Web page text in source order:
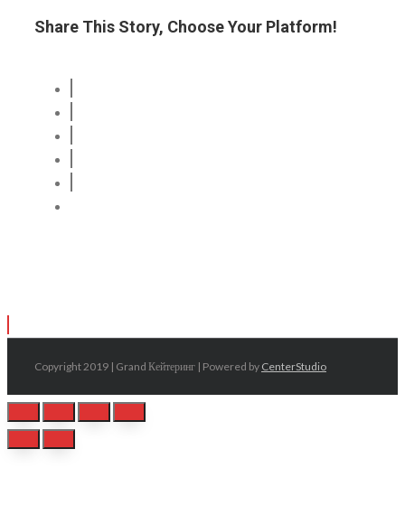
Share This Story, Choose Your Platform!
Copyright 2019 | Grand Кейтеринг | Powered by CenterStudio